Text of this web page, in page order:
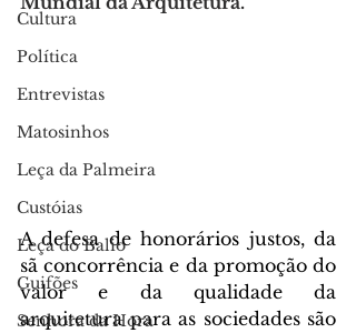
Cultura
Política
Entrevistas
Matosinhos
Leça da Palmeira
Custóias
Leça do Balio
Guifões
Senhora da Hora
A defesa de honorários justos, da
sã concorrência e da promoção do
valor e da qualidade da
arquitetura para as sociedades são